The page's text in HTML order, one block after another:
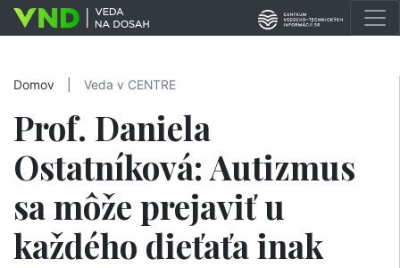
Domov Veda v CENTRE
Prof. Daniela
Ostatníková: Autizmus
sa môže prejaviť u
každého dieťaťa inak